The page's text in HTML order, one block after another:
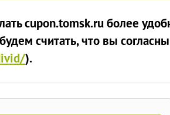
cupon.tomsk.ru более
считать, что вы
).